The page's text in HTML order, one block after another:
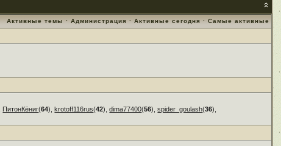
Активные темы ·Администрация ·Активные сегодня ·Самые активные
ПитонКёниг(64),krotoff116rus(42),dima77400(56),spider_goulash(36),